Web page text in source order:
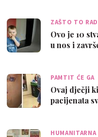
ZAŠTO TO
Ovo je 10
u nos i
PAMTIT ĆE GA
Ovaj dječji
pacijenata